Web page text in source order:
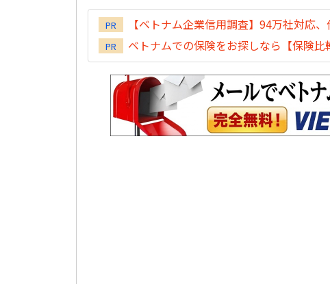
PR 【ベトナム企業信用調査】94万社対応
PR ベトナムでの保険をお探しなら【保険